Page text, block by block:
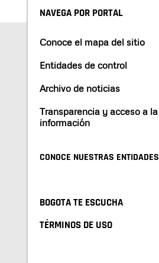
NAVEGA POR PORTAL
Conoce el mapa del sitio
Entidades de control
Archivo de noticias
Transparencia y acceso a la
información
CONOCE NUESTRAS ENTIDADES
BOGOTA TE ESCUCHA
TÉRMINOS DE USO